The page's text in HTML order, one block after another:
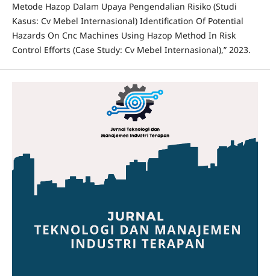
Metode Hazop Dalam Upaya Pengendalian Risiko (Studi
Kasus: Cv Mebel Internasional) Identification Of Potential
Hazards On Cnc Machines Using Hazop Method In Risk
Control Efforts (Case Study: Cv Mebel Internasional),” 2023.